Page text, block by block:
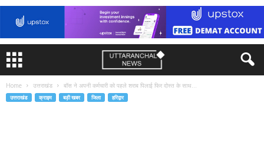
Home उत्तराखंड बॉस ने अपनी कर्मचारी को पहले शराब पिलाई फिर दोस्त के साथ...
उत्तराखंड क्राइम बड़ी खबर जिला हरिद्वार